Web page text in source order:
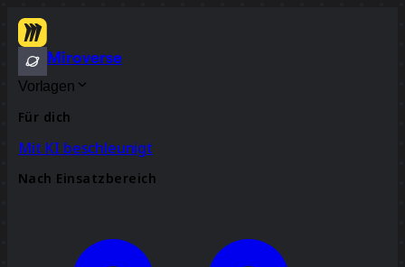
Miroverse
Vorlagen
Für dich
Mit KI beschleunigt
Nach Einsatzbereich